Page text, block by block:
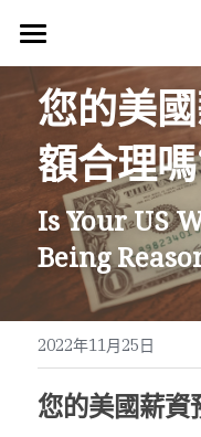
回首頁
服務內容
關於我們
服務地區
常見問題
所有文章
您的美
額合理嗎
Is Your US
Being
2022年11月25日
您的美國薪資